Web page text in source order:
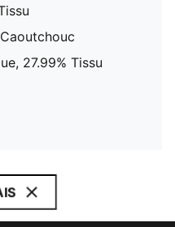
Caoutchouc
27.99% Tissu